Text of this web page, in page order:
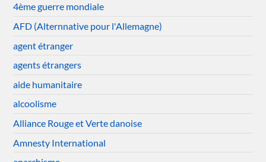
4ème guerre mondiale
AFD (Alternnative pour l'Allemagne)
agent étranger
agents étrangers
aide humanitaire
alcoolisme
Alliance Rouge et Verte danoise
Amnesty International